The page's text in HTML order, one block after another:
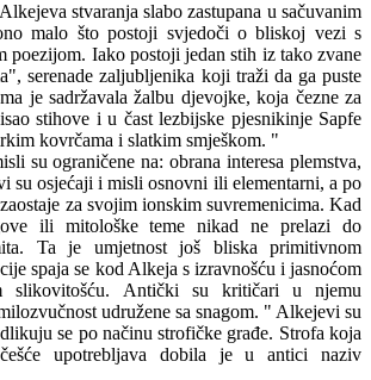
stvaranja slabo zastupana u sačuvanim
malo što postoji svjedoči o bliskoj vezi s
poezijom. Iako postoji jedan stih iz tako zvane
serenade zaljubljenika koji traži da ga puste
je sadržavala žalbu djevojke, koja čezne za
stihove i u čast lezbijske pjesnikinje Sapfe
kovrčama i slatkim smješkom. "
su ograničene na: obrana interesa plemstva,
su osjećaji i misli osnovni ili elementarni, a po
za svojim ionskim suvremenicima. Kad
ili mitološke teme nikad ne prelazi do
Ta je umjetnost još bliska primitivnom
spaja se kod Alkeja s izravnošću i jasnoćom
slikovitošću. Antički su kritičari u njemu
udružene sa snagom. " Alkejevi su
se po načinu strofičke građe. Strofa koja
upotrebljava dobila je u antici naziv